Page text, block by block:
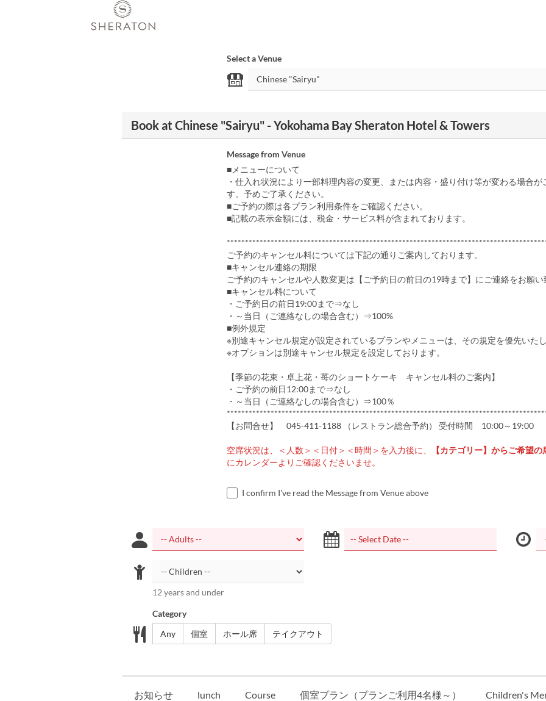
Select a Venue
Book at Chinese "Sairyu" - Yokohama Bay Sheraton Hotel & Towers
Message from Venue
■メニューについて
・仕入れ状況により一部料理内容の変更、または内容・盛り付け等が変わる場合が
す。予めご了承ください。
■ご予約の際は各プラン利用条件をご確認ください。
■記載の表示金額には、税金・サービス料が含まれております。
ご予約のキャンセル料については下記の通りご案内しております。
■キャンセル連絡の期限
ご予約のキャンセルや人数変更は【ご予約日の前日の19時まで】にご連絡をお願い
■キャンセル料について
・ご予約日の前日19:00まで⇒なし
・～当日（ご連絡なしの場合含む）⇒100%
■例外規定
※別途キャンセル規定が設定されているプラ​​ンやメニューは、その規定を優先いたし
※オプションは別途キャンセル規定を設定しております。
【季節の花束・卓上花・苺のショートケーキ キャンセル料のご案内】
・ご予約の前日12:00まで⇒なし
・～当日（ご連絡なしの場合含む）⇒100％
【お問合せ】 045-411-1188 （レストラン総合予約） 受付時間 10:00～19:00
空席状況は、＜人数＞＜日付＞＜時間＞を入力後に、
【カテゴリー】からご希望
にカレンダーよりご確認くださいませ。
I confirm I've read the Message from Venue above
12 years and under
Category
Any
個室 ホール席 テイクアウト
お知らせ lunch Course 個室プラン（プランご利用4名様～） Children's